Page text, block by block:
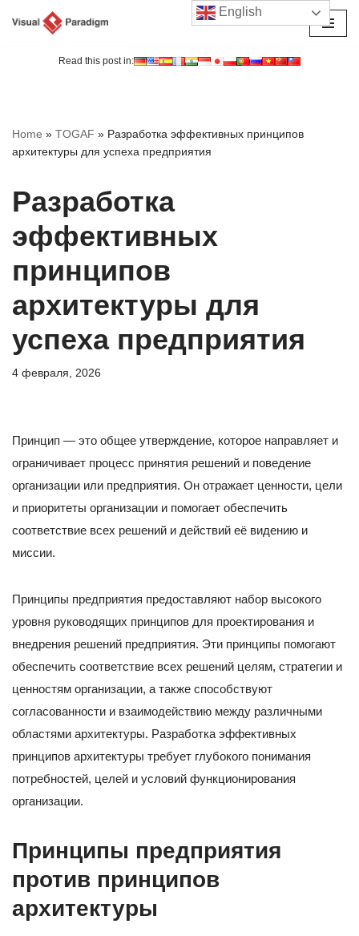
Read this post in:
Home » TOGAF » Разработка эффективных принципов
архитектуры для успеха предприятия
Разработка
эффективных
принципов
архитектуры для
успеха предприятия
4 февраля, 2026
Принцип — это общее утверждение, которое направляет и
ограничивает процесс принятия решений и поведение
организации или предприятия. Он отражает ценности, цели
и приоритеты организации и помогает обеспечить
соответствие всех решений и действий её видению и
миссии.
Принципы предприятия предоставляют набор высокого
уровня руководящих принципов для проектирования и
внедрения решений предприятия. Эти принципы помогают
обеспечить соответствие всех решений целям, стратегии и
ценностям организации, а также способствуют
согласованности и взаимодействию между различными
областями архитектуры. Разработка эффективных
принципов архитектуры требует глубокого понимания
потребностей, целей и условий функционирования
организации.
Принципы предприятия
против принципов
архитектуры
English